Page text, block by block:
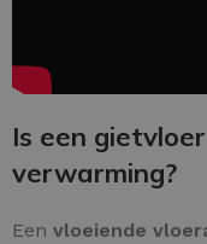
Is een
verwarming?
Een vloeiende